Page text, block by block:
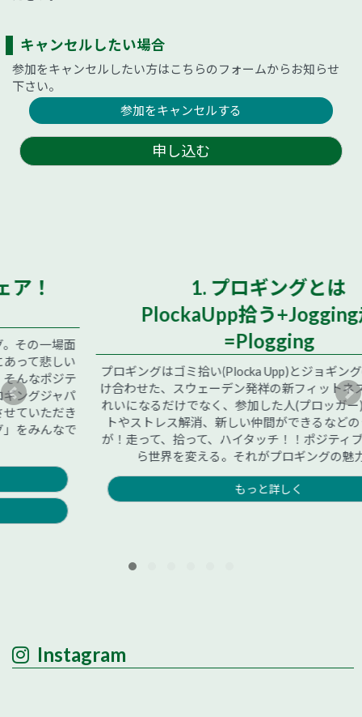
キャンセルしたい場合
参加をキャンセルしたい方はこちらのフォームからお知らせ
下さい。
参加をキャンセルする
申し込む
1. プロギングとは
PlockaUpp拾う+Jogging走る
=Plogging
プロギングはゴミ拾い(Plocka Upp)とジョギング(Jogging)をか
け合わせた、スウェーデン発祥の新フィットネスです。街がき
れいになるだけでなく、参加した人(プロッガー)にはダイエッ
トやストレス解消、新しい仲間ができるなどのうれしい効果
が！走って、拾って、ハイタッチ！！ポジティブな力で足元か
ら世界を変える。それがプロギングの魅力です。
Instagram